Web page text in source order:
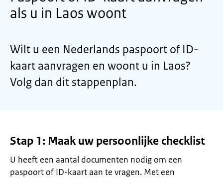
als u in Laos woont
Wilt u een Nederlands paspoort of ID-
kaart aanvragen en woont u in Laos?
Volg dan dit stappenplan.
Stap 1: Maak uw persoonlijke checklist
U heeft een aantal documenten nodig om een
paspoort of ID-kaart aan te vragen. Met een